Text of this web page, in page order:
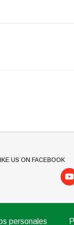
US ON FACEBOOK
personales